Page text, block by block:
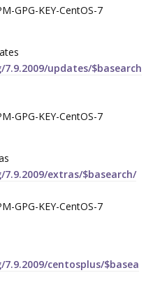
GPG-KEY-CentOS-7
updates/$basearch
GPG-KEY-CentOS-7
extras/$basearch/
GPG-KEY-CentOS-7
centosplus/$basea